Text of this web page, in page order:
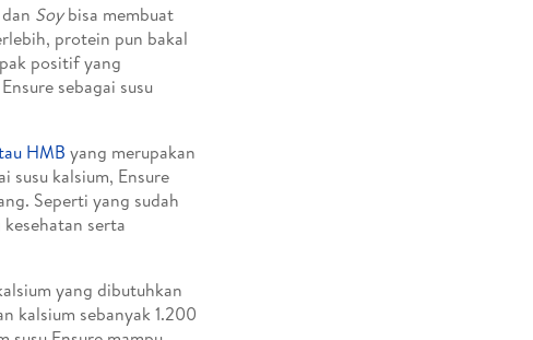
Soybisa membuat
protein pun bakal
positif yang
sebagai susu
HMB yang merupakan
susu kalsium, Ensure
Seperti yang sudah
serta
yang dibutuhkan
kalsium sebanyak 1.200